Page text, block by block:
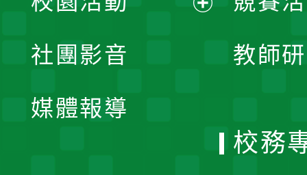
教師
開
社團影音
媒體報導
校務